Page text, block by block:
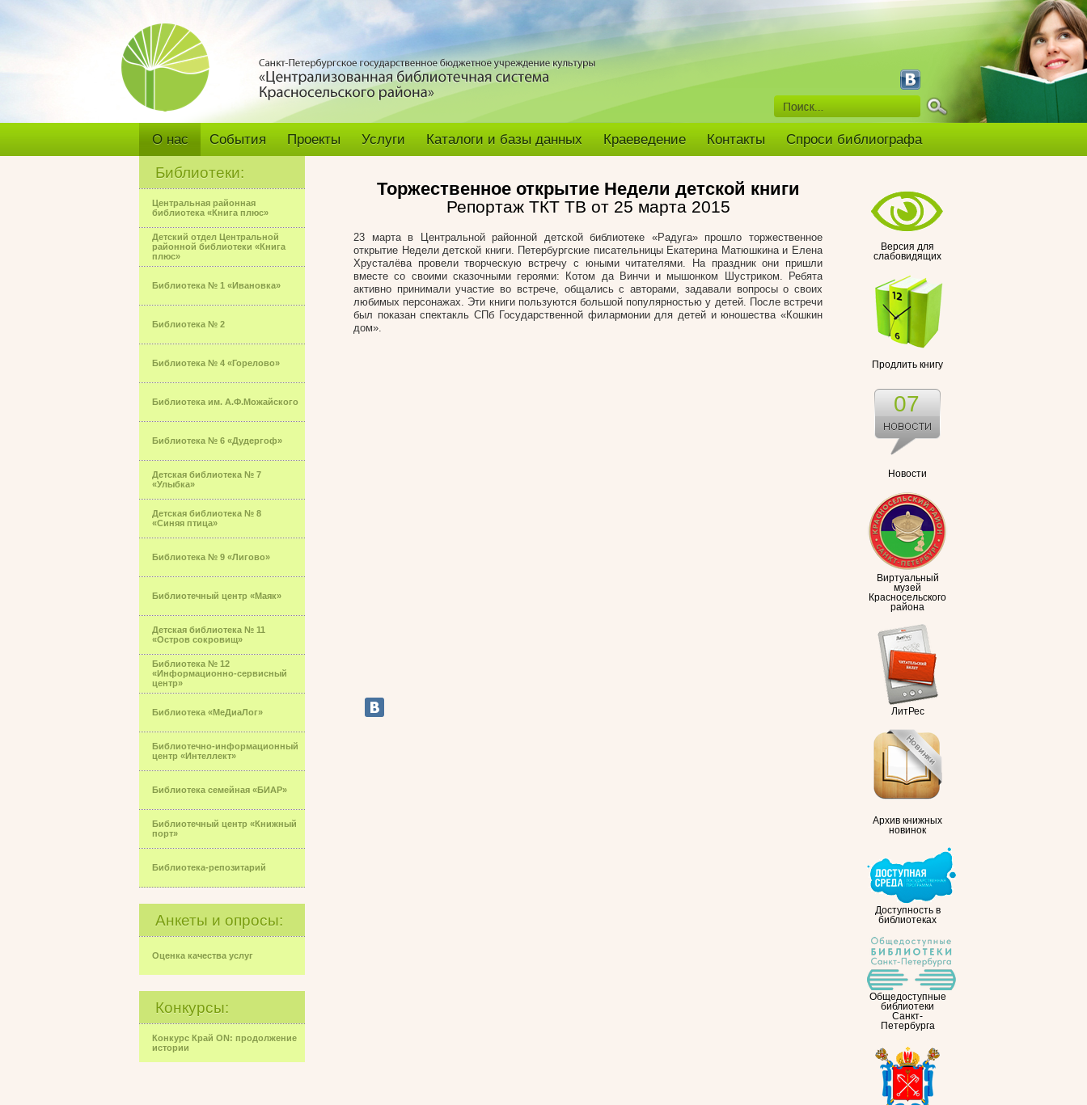
О нас События Проекты Услуги Каталоги и базы данных Краеведение Контакты Спроси библиографа
Библиотеки:
Центральная районная
библиотека «Книга плюс»
Детский отдел Центральной
районной библиотеки «Книга
плюс»
Библиотека № 1 «Ивановка»
Библиотека № 2
Библиотека № 4 «Горелово»
Библиотека им. А.Ф.Можайского
Библиотека № 6 «Дудергоф»
Детская библиотека № 7
«Улыбка»
Детская библиотека № 8
«Синяя птица»
Библиотека № 9 «Лигово»
Библиотечный центр «Маяк»
Детская библиотека № 11
«Остров сокровищ»
Библиотека № 12
«Информационно-сервисный
центр»
Библиотека «МеДиаЛог»
Библиотечно-информационный
центр «Интеллект»
Библиотека семейная «БИАР»
Библиотечный центр «Книжный
порт»
Библиотека-репозитарий
Анкеты и опросы:
Оценка качества услуг
Конкурсы:
Конкурс Край ON: продолжение
истории
Версия для
слабовидящих
Продлить книгу
Новости
07
Виртуальный
музей
Красносельского
района
ЛитРес
Архив книжных
новинок
Доступность в
библиотеках
Общедоступные
библиотеки
Санкт-
Петербурга
Торжественное открытие Недели детской книги
Репортаж ТКТ ТВ от 25 марта 2015
23 марта в Центральной районной детской библиотеке «Радуга» прошло торжественное
открытие Недели детской книги. Петербургские писательницы Екатерина Матюшкина и Елена
Хрусталёва провели творческую встречу с юными читателями. На праздник они пришли
вместе со своими сказочными героями: Котом да Винчи и мышонком Шустриком. Ребята
активно принимали участие во встрече, общались с авторами, задавали вопросы о своих
любимых персонажах. Эти книги пользуются большой популярностью у детей. После встречи
был показан спектакль СПб Государственной филармонии для детей и юношества «Кошкин
дом».